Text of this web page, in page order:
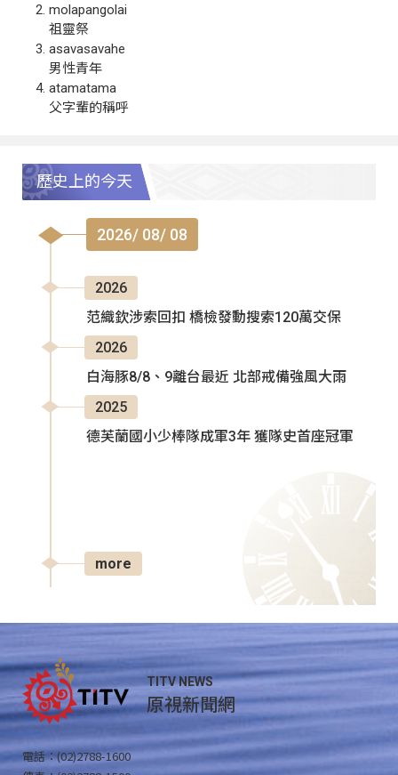
molapangolai
祖靈祭
asavasavahe
男性青年
atamatama
父字輩的稱呼
歷史上的今天
2026/ 08/ 08
2026
范織欽涉索回扣 橋檢發動搜索120萬交保
2026
白海豚8/8、9離台最近 北部戒備強風大雨
2025
德芙蘭國小少棒隊成軍3年 獲隊史首座冠軍
more
TITV NEWS
原視新聞網
電話：(02)2788-1600